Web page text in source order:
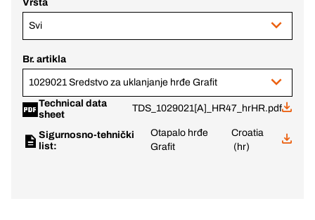
Vrsta
Svi
Br. artikla
1029021 Sredstvo za uklanjanje hrđe Grafit
Technical data
sheet
TDS_1029021[A]_HR47_hrHR.pdf
Sigurnosno-tehnički
list:
Otapalo hrđe
Grafit
Croatia
(hr)